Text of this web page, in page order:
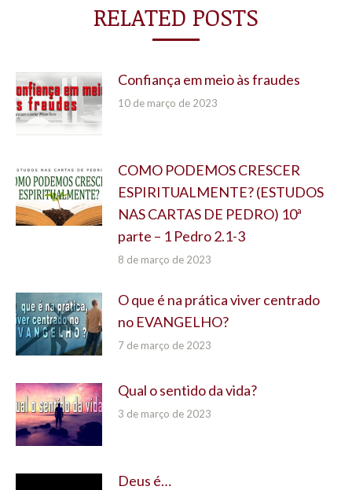
RELATED POSTS
Confiança em meio às fraudes
10 de março de 2023
COMO PODEMOS CRESCER
ESPIRITUALMENTE? (ESTUDOS
NAS CARTAS DE PEDRO) 10ª
parte – 1 Pedro 2.1-3
8 de março de 2023
O que é na prática viver centrado
no EVANGELHO?
7 de março de 2023
Qual o sentido da vida?
3 de março de 2023
Deus é…